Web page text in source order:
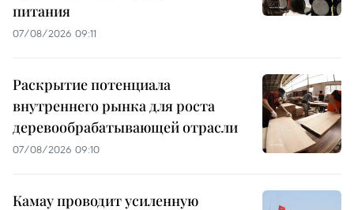
питания
07/08/2026 09:11
Раскрытие потенциала
внутреннего рынка для роста
деревообрабатывающей отрасли
07/08/2026 09:10
Камау проводит усиленную